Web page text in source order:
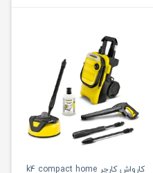
کارواش کارچر k4 compact home